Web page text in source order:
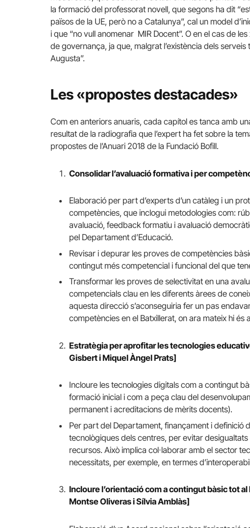
la formació del professorat novell, que segons ha dit
països de la UE, però no a Catalunya”, cal un model
i que “no vull anomenar MIR Docent”. O en el cas de
de governança, ja que, malgrat l’existència dels
Augusta”.
Les «propostes destacades»
Com en anteriors anuaris, cada capítol es tanca amb
resultat de la radiografia que l’expert ha fet sobre la
propostes de l’Anuari 2018 de la Fundació Bofill.
Consolidar l’avaluació formativa i per
Elaboració per part d’experts d’un catàleg i un
competències, que inclogui metodologies com:
avaluació, feedback formatiu i avaluació
pel Departament d’Educació.
Revisar i depurar les proves de competències
contingut més competencial i funcional del que
Transformar les proves de selectivitat en una
competencials clau en les diferents àrees de
aquesta direcció s’aconseguiria fer un pas
competències en el Batxillerat, on ara mateix hi és
Estratègia per aprofitar les tecnologies
Gisbert i Miquel Àngel Prats]
Incloure les tecnologies digitals com a contingut
formació inicial i com a peça clau del
permanent i acreditacions de mèrits docents).
Per part del Departament, finançament i definició
tecnològiques dels centres, per evitar desigualtats
recursos. Això implica col∙laborar amb el sector
necessitats, per exemple, en termes
Incloure l’orientació com a contingut bàsic tot
Montse Oliveras i Sílvia Amblàs]